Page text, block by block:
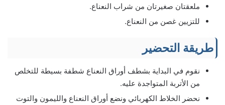
ملعقتان صغيرتان من شراب النعناع.
للتزيين غصن من النعناع.
طريقة التحضير
نقوم في البداية بشطف أوراق النعناع شطفة بسيطة للتخلص
من الأتربة المتواجدة عليه.
نحضر الخلاط الكهربائي ونضع أوراق النعناع والليمون والتوت